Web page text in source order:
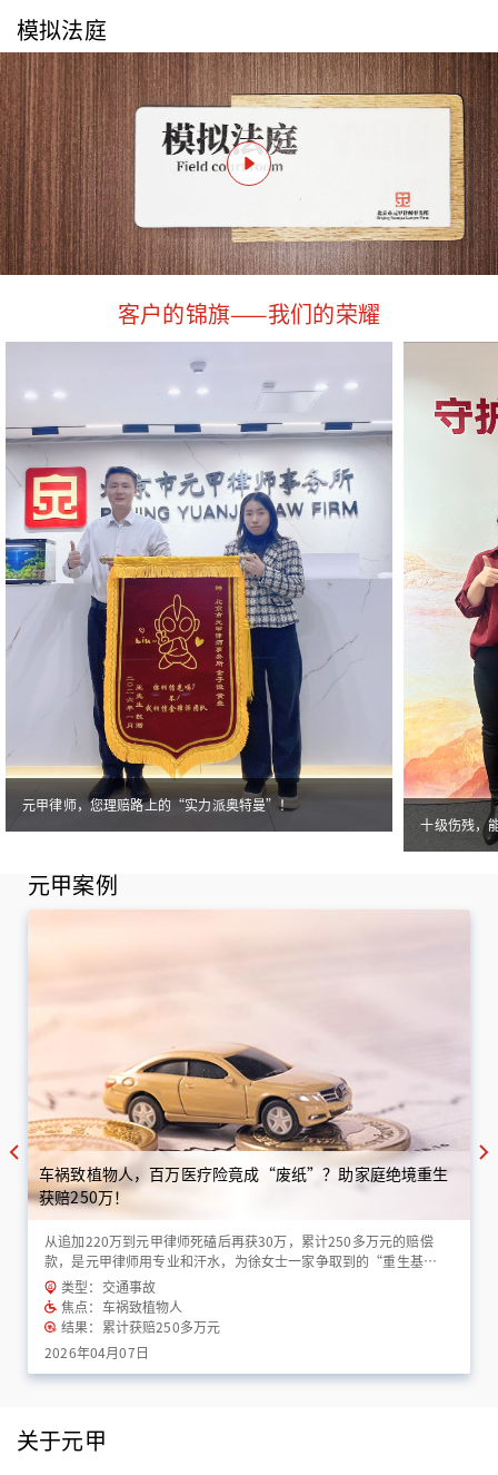
模拟法庭
客户的锦旗——我们的荣耀
元甲律师，您理赔路上的“实力派奥特曼”！
十级伤残，
元甲案例
车祸致植物人，百万医疗险竟成“废纸”？助家庭绝境重生
获赔250万！
从追加220万到元甲律师死磕后再获30万，累计250多万元的赔偿
款，是元甲律师用专业和汗水，为徐女士一家争取到的“重生基
金”！
类型：交通事故
焦点：车祸致植物人
结果：累计获赔250多万元
2026年04月07日
关于元甲